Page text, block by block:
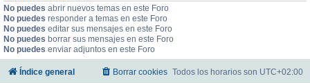
No puedes abrir nuevos temas en este Foro
No puedes responder a temas en este Foro
No puedes editar sus mensajes en este Foro
No puedes borrar sus mensajes en este Foro
No puedes enviar adjuntos en este Foro
Índice general Todos los horarios son UTC+02:00
Borrar cookies